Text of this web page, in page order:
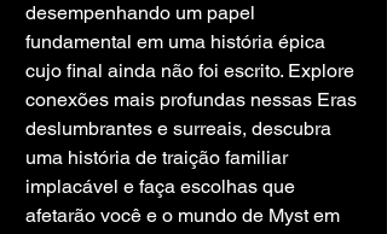
desempenhando um papel
fundamental em uma história épica
cujo final ainda não foi escrito. Explore
conexões mais profundas nessas Eras
deslumbrantes e surreais, descubra
uma história de traição familiar
implacável e faça escolhas que
afetarão você e o mundo de Myst em